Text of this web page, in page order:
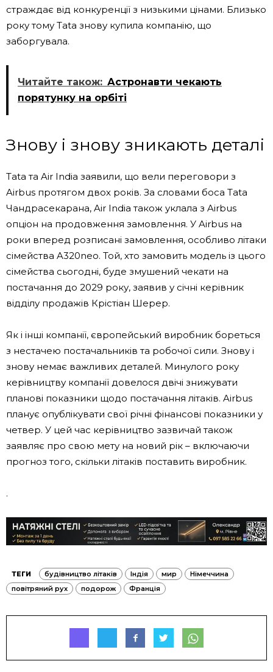
страждає від конкуренції з низькими цінами. Близько
року тому Tata знову купила компанію, що
заборгувала.
Читайте також: Астронавти чекають
порятунку на орбіті
Знову і знову зникають деталі
Tata та Air India заявили, що вели переговори з
Airbus протягом двох років. За словами боса Tata
Чандрасекарана, Air India також уклала з Airbus
опціон на продовження замовлення. У Airbus на
роки вперед розписані замовлення, особливо літаки
сімейства A320neo. Той, хто замовить модель із цього
сімейства сьогодні, буде змушений чекати на
постачання до 2029 року, заявив у січні керівник
відділу продажів Крістіан Шерер.
Як і інші компанії, європейський виробник бореться
з нестачею постачальників та робочої сили. Знову і
знову немає важливих деталей. Минулого року
керівництву компанії довелося двічі знижувати
планові показники щодо постачання літаків. Airbus
планує опублікувати свої річні фінансові показники у
четвер. У цей час керівництво зазвичай також
заявляє про свою мету на новий рік – включаючи
прогноз того, скільки літаків поставить виробник.
.
ТЕГИ будівництво літаків Індія мир
Німеччина
повітряний рух
подорож Франція